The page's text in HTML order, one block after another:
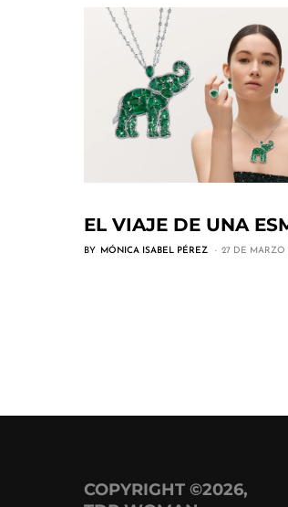
EL VIAJE DE UNA
BY MÓNICA ISABEL PÉREZ 27 DE MARZO
COPYRIGHT ©2026,